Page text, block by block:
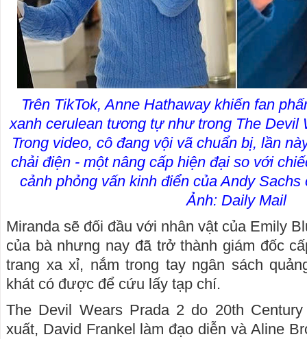
Trên TikTok, Anne Hathaway khiến fan
xanh cerulean tương tự như trong The Devil
Trong video, cô đang vội vã chuẩn bị, lần
chải điện - một nâng cấp hiện đại so với
cảnh phỏng vấn kinh điển của Andy
Ảnh: Daily Mail
Miranda sẽ đối đầu với nhân vật của Emily
của bà nhưng nay đã trở thành giám đốc
trang xa xỉ, nắm trong tay ngân sách
khát có được để cứu lấy tạp chí.
The Devil Wears Prada 2 do 20th
xuất, David Frankel làm đạo diễn và Aline